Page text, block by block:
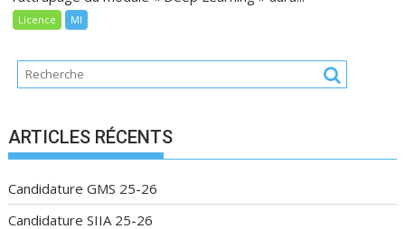
Licence MI
ARTICLES RÉCENTS
Candidature GMS 25-26
Candidature SIIA 25-26